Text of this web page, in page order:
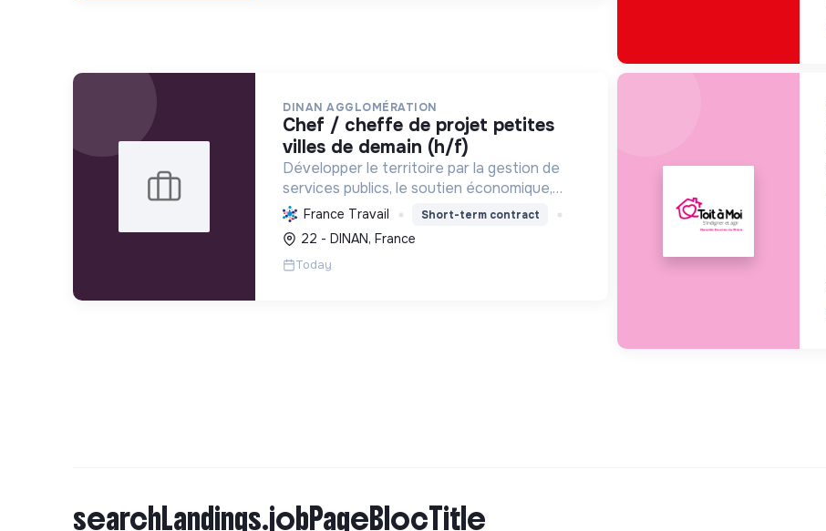
DINAN AGGLOMÉRATION
chef / cheffe de projet petites
villes de demain (h/f)
Développer le territoire par la gestion de
services publics, le soutien économique,
social et écologique, et la revitalisation des
villes pour une meilleure qualité de vie et un
avenir durable.
France Travail Short-term contract
22 - DINAN, France
Today
searchLandings.jobPageBlocTitle